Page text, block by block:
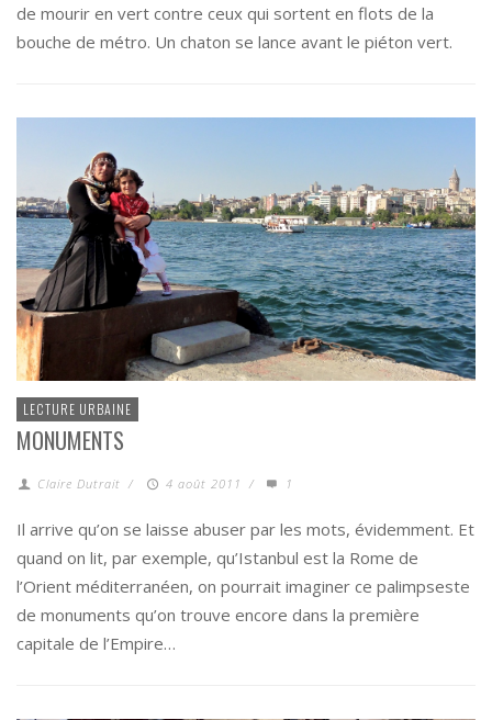
de mourir en vert contre ceux qui sortent en flots de la
bouche de métro. Un chaton se lance avant le piéton vert.
LECTURE URBAINE
MONUMENTS
Claire Dutrait / 4 août 2011 / 1
Il arrive qu’on se laisse abuser par les mots, évidemment. Et
quand on lit, par exemple, qu’Istanbul est la Rome de
l’Orient méditerranéen, on pourrait imaginer ce palimpseste
de monuments qu’on trouve encore dans la première
capitale de l’Empire…